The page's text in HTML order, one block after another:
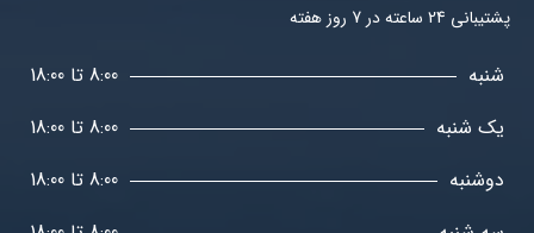
پشتیبانی 24 ساعته در 7 روز هفته
شنبه
8:00 تا 18:00
یک شنبه
8:00 تا 18:00
دوشنبه
8:00 تا 18:00